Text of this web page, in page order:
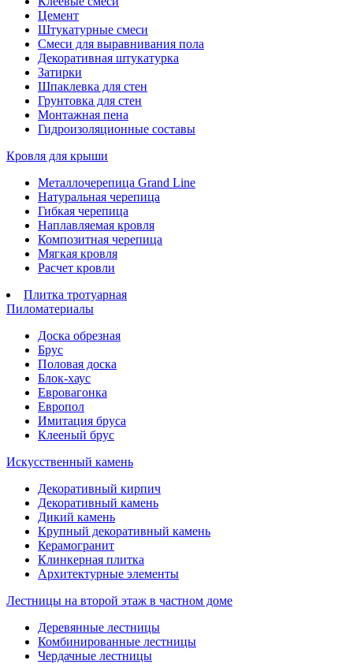
Цемент
Штукатурные смеси
Смеси для выравнивания пола
Декоративная штукатурка
Затирки
Шпаклевка для стен
Грунтовка для стен
Монтажная пена
Гидроизоляционные составы
Кровля для крыши
Металлочерепица Grand Line
Натуральная черепица
Гибкая черепица
Наплавляемая кровля
Композитная черепица
Мягкая кровля
Расчет кровли
Плитка тротуарная
Пиломатериалы
Доска обрезная
Брус
Половая доска
Блок-хаус
Евровагонка
Европол
Имитация бруса
Клееный брус
Искусственный камень
Декоративный кирпич
Декоративный камень
Дикий камень
Крупный декоративный камень
Керамогранит
Клинкерная плитка
Архитектурные элементы
Лестницы на второй этаж в частном доме
Деревянные лестницы
Комбинированные лестницы
Чердачные лестницы